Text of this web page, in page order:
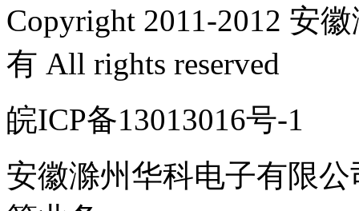
Copyright 2011-2012 安
有 All rights reserved
皖ICP备13013016号-1
安徽滁州华科电子有限公